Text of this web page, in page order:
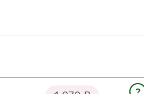
ChiaoGoo Леска/кабель для
?